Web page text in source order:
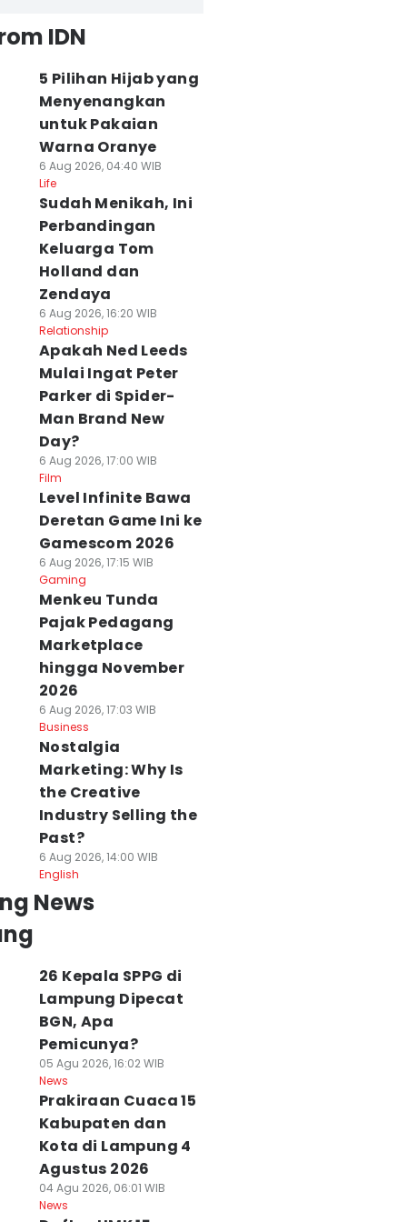
IDN
5 Pilihan Hijab yang
Menyenangkan
untuk Pakaian
Warna Oranye
6 Aug 2026, 04:40 WIB
Life
Sudah Menikah, Ini
Perbandingan
Keluarga Tom
Holland dan
Zendaya
6 Aug 2026, 16:20 WIB
Relationship
Apakah Ned Leeds
Mulai Ingat Peter
Parker di Spider-
Man Brand New
Day?
6 Aug 2026, 17:00 WIB
Film
Level Infinite Bawa
Deretan Game Ini ke
Gamescom 2026
6 Aug 2026, 17:15 WIB
Gaming
Menkeu Tunda
Pajak Pedagang
Marketplace
hingga November
2026
6 Aug 2026, 17:03 WIB
Business
Nostalgia
Marketing: Why Is
the Creative
Industry Selling the
Past?
6 Aug 2026, 14:00 WIB
English
News
26 Kepala SPPG di
Lampung Dipecat
BGN, Apa
Pemicunya?
05 Agu 2026, 16:02 WIB
News
Prakiraan Cuaca 15
Kabupaten dan
Kota di Lampung 4
Agustus 2026
04 Agu 2026, 06:01 WIB
News